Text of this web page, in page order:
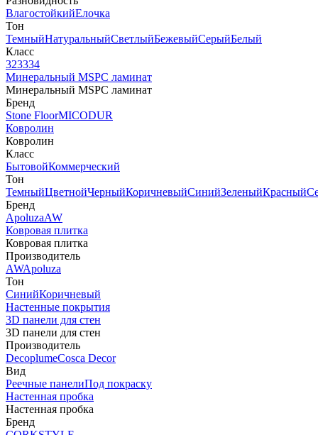
ВлагостойкийЕлочка
Тон
ТемныйНатуральныйСветлыйБежевыйСерыйБелый
Класс
323334
Минеральный MSPC ламинат
Минеральный MSPC ламинат
Бренд
Stone FloorMICODUR
Ковролин
Ковролин
Класс
БытовойКоммерческий
Тон
ТемныйЦветнойЧерныйКоричневыйСинийЗеленыйКрасный
Бренд
ApoluzaAW
Ковровая плитка
Ковровая плитка
Производитель
AWApoluza
Тон
СинийКоричневый
Настенные покрытия
3D панели для стен
3D панели для стен
Производитель
DecoplumeCosca Decor
Вид
Реечные панелиПод покраску
Настенная пробка
Настенная пробка
Бренд